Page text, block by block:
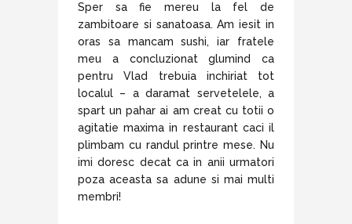
Sper sa fie mereu la fel de
zambitoare si sanatoasa. Am iesit in
oras sa mancam sushi, iar fratele
meu a concluzionat glumind ca
pentru Vlad trebuia inchiriat tot
localul – a daramat servetelele, a
spart un pahar ai am creat cu totii o
agitatie maxima in restaurant caci il
plimbam cu randul printre mese. Nu
imi doresc decat ca in anii urmatori
poza aceasta sa adune si mai multi
membri!